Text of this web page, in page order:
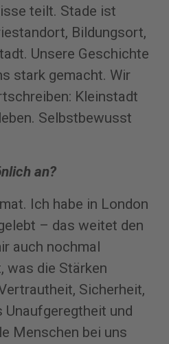
teilt. Stade ist
Bildungsort,
Unsere Geschichte
stark gemacht. Wir
Kleinstadt
Selbstbewusst
an?
Ich habe in London
– das weitet den
auch nochmal
was die Stärken
Sicherheit,
und
Menschen bei uns